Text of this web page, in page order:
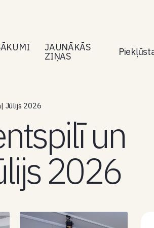
JAUNĀKĀS
ZIŅAS
Jūlijs 2026
un
2026